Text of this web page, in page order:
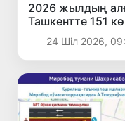
2026 жылдың
Ташкентте 151
пайдалануға
24 Шіл 2026,